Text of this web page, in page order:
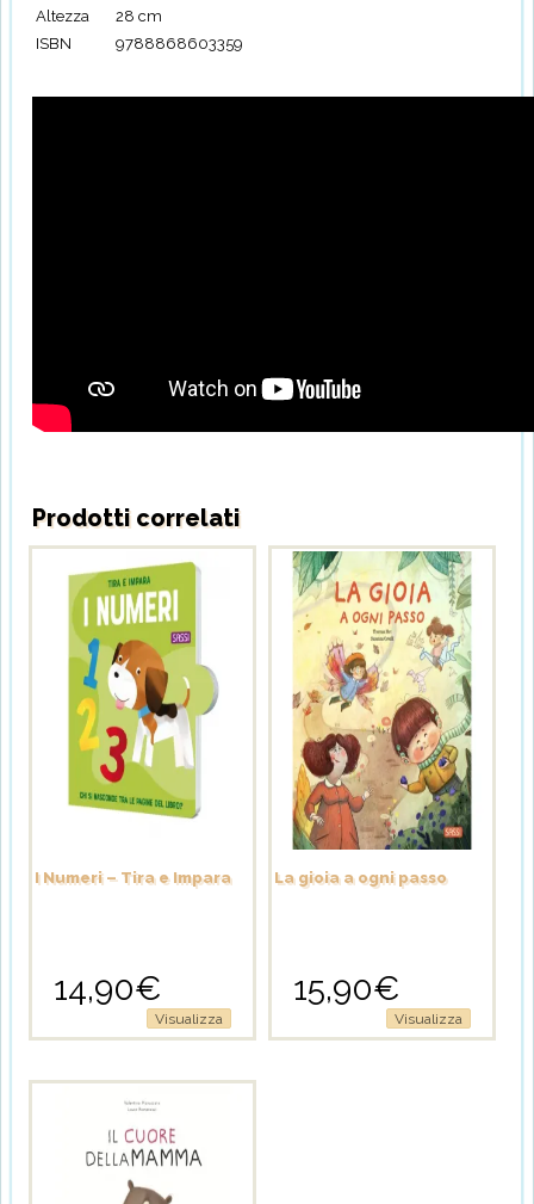
Altezza
28 cm
ISBN
9788868603359
Prodotti correlati
I Numeri – Tira e Impara
14,90€
Visualizza
La gioia a ogni passo
15,90€
Visualizza